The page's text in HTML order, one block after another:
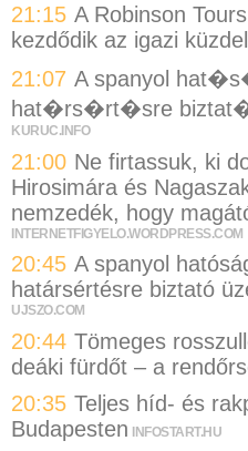
21:15 A Robinson
kezdődik az igazi
21:07 A spanyol
hat�rs�rt�sre
KURUC.INFO
21:00 Ne firtassuk, ki
Hirosimára és
nemzedék, hogy
INTERNETFIGYELO.WORDPRESS.COM
20:45 A spanyol
határsértésre biztató
UJSZO.COM
20:44 Tömeges
deáki fürdőt – a
20:35 Teljes híd- és
Budapesten INFOSTART.HU